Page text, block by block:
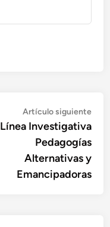
Artículo siguiente
Línea Investigativa
Pedagogías
Alternativas y
Emancipadoras